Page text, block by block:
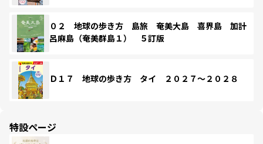
０２ 地球の歩き方 島旅 奄美大島 喜界島 加計
呂麻島（奄美群島１） ５訂版
Ｄ１７ 地球の歩き方 タイ ２０２７～２０２８
特設ページ